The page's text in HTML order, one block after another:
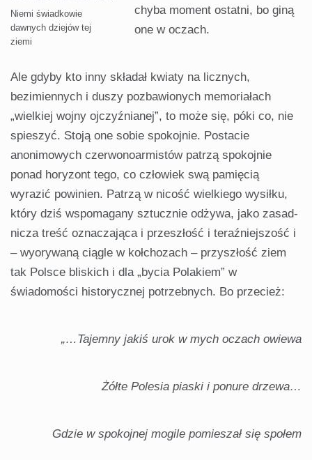
Niemi świadkowie
dawnych dziejów tej
ziemi
chyba moment ostatni, bo giną
one w oczach.
Ale gdyby kto inny składał kwia­ty na licznych,
bezimiennych i duszy pozbawionych memoriałach
„wielkiej wojny ojczyźnianej”, to może się, póki co, nie
spieszyć. Stoją one sobie spo­kojnie. Postacie
anonimowych czer­wonoarmistów patrzą spokojnie
ponad horyzont tego, co człowiek swą pamię­cią
wyrazić powinien. Patrzą w nicość wielkiego wysiłku,
który dziś wspo­magany sztucznie odżywa, jako zasad­
nicza treść oznaczająca i przeszłość i teraźniejszość i
– wyorywaną ciągle w kołchozach – przyszłość ziem
tak Polsce bliskich i dla „bycia Polakiem” w
świadomości historycznej potrzeb­nych. Bo przecież:
„…Tajemny jakiś urok w mych oczach owiewa
Żółte Polesia piaski i ponure drzewa…
Gdzie w spokojnej mogile pomieszał się społem